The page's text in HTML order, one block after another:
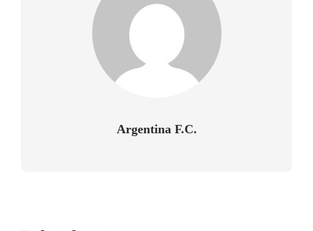
Argentina F.C.